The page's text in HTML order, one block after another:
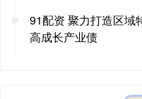
91配资 聚力打造区域
高成长产业债